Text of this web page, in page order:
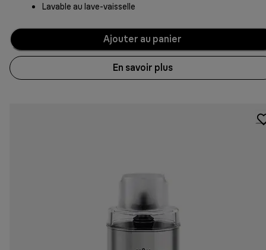
Lavable au lave-vaisselle
Ajouter au panier
En savoir plus